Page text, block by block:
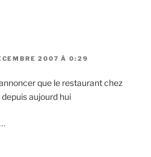
2007 À 0:29
que le restaurant chez
aujourd hui